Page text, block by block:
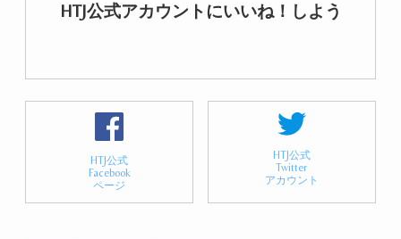
HTJ公式アカウントにいいね！しよう
HTJ公式
Facebook
ページ
HTJ公式
Twitter
アカウント